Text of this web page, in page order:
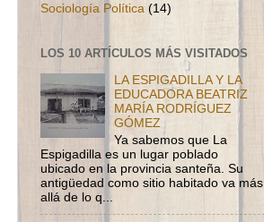
Sociología Política (14)
LOS 10 ARTÍCULOS MÁS VISITADOS
LA ESPIGADILLA Y LA
EDUCADORA BEATRIZ
MARÍA RODRÍGUEZ
GÓMEZ
Ya sabemos que La
Espigadilla es un lugar poblado
ubicado en la provincia santeña. Su
antigüedad como sitio habitado va más
allá de lo q...